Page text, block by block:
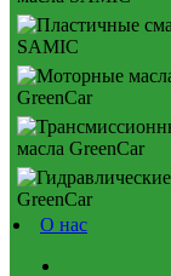
О нас